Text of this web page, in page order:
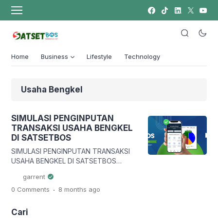
Home Business Lifestyle Technology
Usaha Bengkel
SIMULASI PENGINPUTAN
TRANSAKSI USAHA BENGKEL
DI SATSETBOS
SIMULASI PENGINPUTAN TRANSAKSI
USAHA BENGKEL DI SATSETBOS
merupakan salah satu bentuk usaha
jasa yang memiliki aktivitas transaksi
jasa servis kendaraan, bengkel juga
garrent
0 Comments . 8 months ago
Cari